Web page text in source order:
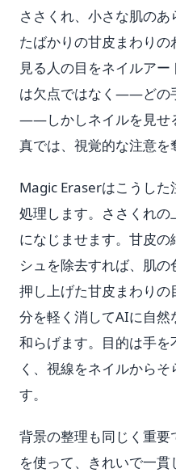
ささくれ、小さな肌の
たばかりの甘皮まわり
見る人の目をネイルア
は欠点ではなく——どの
——しかしネイルを見せ
真では、視覚的な注意を
Magic Eraserはこうした
処理します。ささくれ
になじませます。甘皮
シュを除去すれば、肌の
押し上げた甘皮まわり
分を軽く消してAIに自
和らげます。目的は手
く、視線をネイルから
す。
背景の整理も同じく重
を使って、きれいで一